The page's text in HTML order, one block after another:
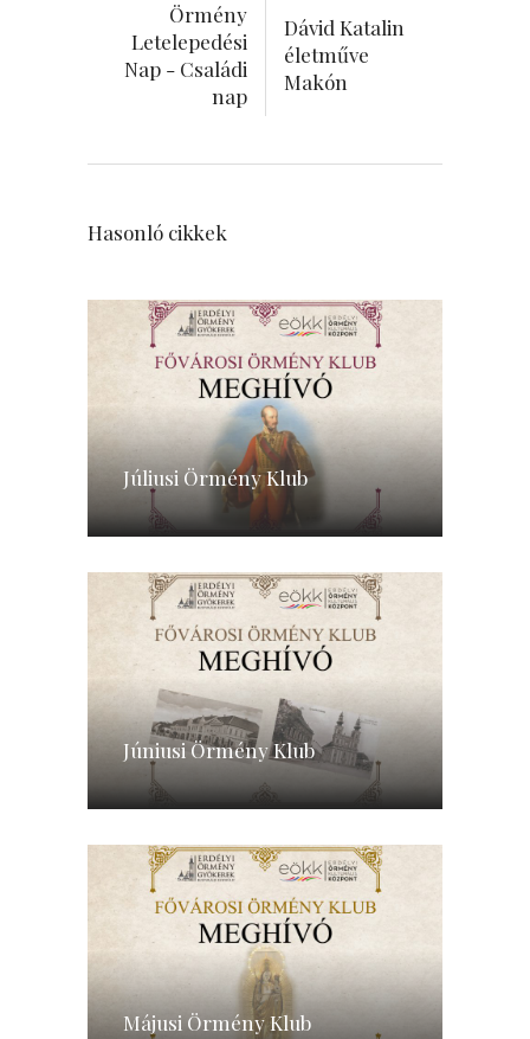
Örmény
Letelepedési
Nap - Családi
nap
Dávid Katalin
életműve
Makón
Hasonló cikkek
Júliusi Örmény Klub
Júniusi Örmény Klub
Májusi Örmény Klub